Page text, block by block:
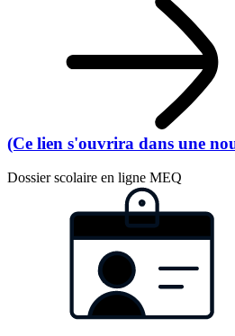
(Ce lien s'ouvrira dans une
Dossier scolaire en ligne MEQ